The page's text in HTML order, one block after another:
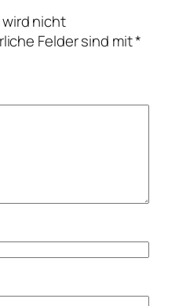
nicht
Felder sind mit*